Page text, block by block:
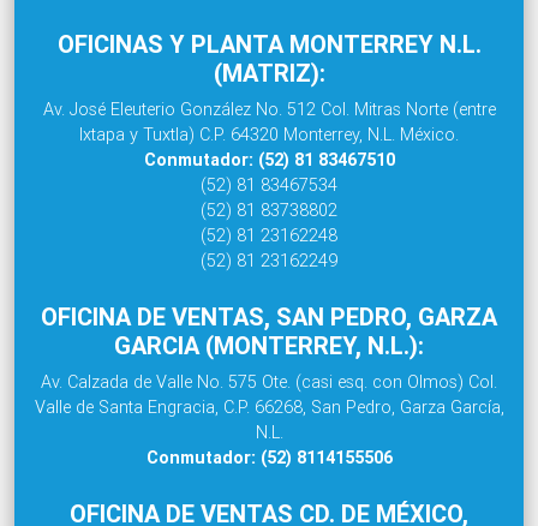
OFICINAS Y PLANTA MONTERREY N.L.
(MATRIZ):
Av. José Eleuterio González No. 512 Col. Mitras Norte (entre
Ixtapa y Tuxtla) C.P. 64320 Monterrey, N.L. México.
Conmutador: (52) 81 83467510
(52) 81 83467534
(52) 81 83738802
(52) 81 23162248
(52) 81 23162249
OFICINA DE VENTAS, SAN PEDRO, GARZA
GARCIA (MONTERREY, N.L.):
Av. Calzada de Valle No. 575 Ote. (casi esq. con Olmos) Col.
Valle de Santa Engracia, C.P. 66268, San Pedro, Garza García,
N.L.
Conmutador: (52) 8114155506
OFICINA DE VENTAS CD. DE MÉXICO,